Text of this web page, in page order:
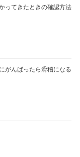
ってきたときの確認方法
がんばったら滑稽になる